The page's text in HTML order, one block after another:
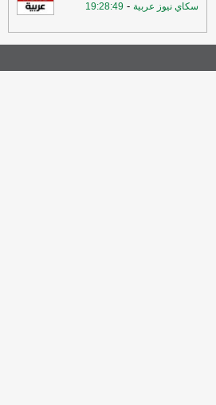
سكاي نيوز عربية -
19:28:49